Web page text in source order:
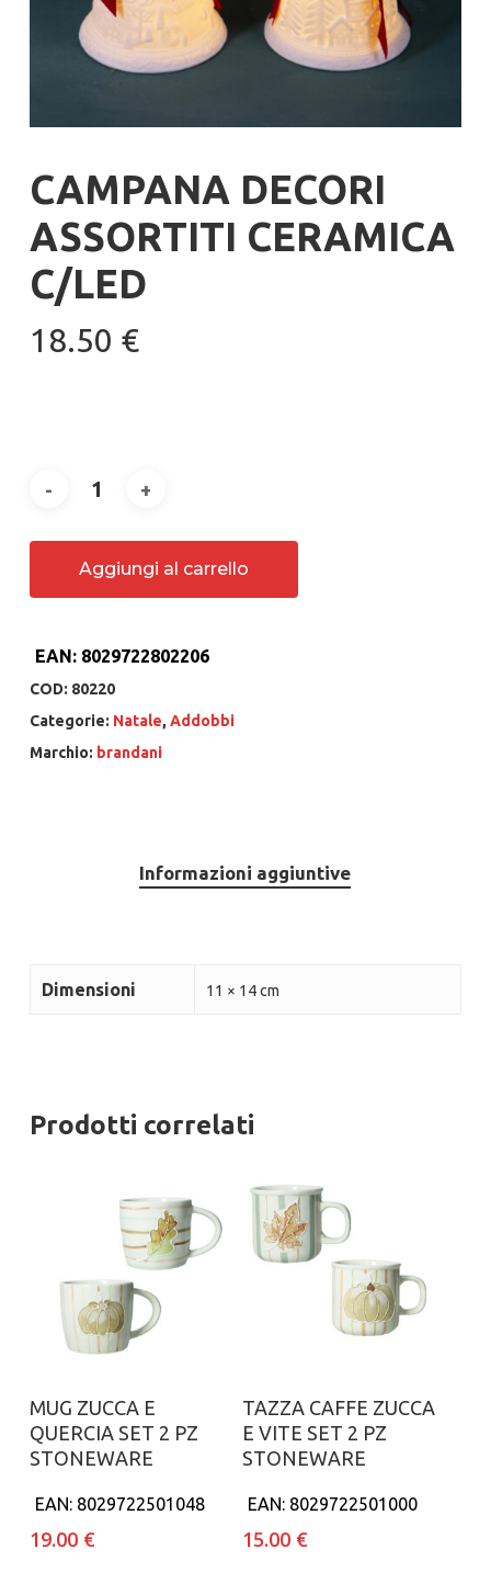
CAMPANA DECORI
ASSORTITI CERAMICA
C/LED
18.50 €
Aggiungi al carrello
EAN: 8029722802206
COD: 80220
Categorie: Natale, Addobbi
Marchio: brandani
Informazioni aggiuntive
Dimensioni 11 × 14 cm
Prodotti correlati
Aggiungi al carrello
MUG ZUCCA E
QUERCIA SET 2 PZ
STONEWARE
EAN: 8029722501048
19.00 €
Aggiungi al carrello
TAZZA CAFFE ZUCCA
E VITE SET 2 PZ
STONEWARE
EAN: 8029722501000
15.00 €